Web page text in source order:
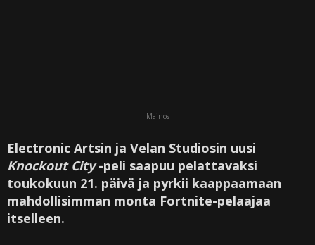
Mainos
Electronic Artsin ja Velan Studiosin uusi
Knockout City-peli saapuu pelattavaksi
toukokuun 21. päivä ja pyrkii kaappaamaan
mahdollisimman monta Fortnite-pelaajaa
itselleen.